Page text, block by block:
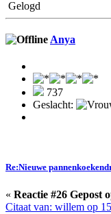
Gelogd
Anya
737
Geslacht:
Re:Nieuwe
« Reactie #26 Gepost
Citaat van: willem op